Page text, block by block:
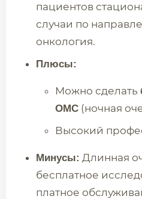
пациентов
случаи по
онкология.
Плюсы:
Можно сделать
ОМС (ночная
Высокий
Минусы: Длинная
бесплатное
платное